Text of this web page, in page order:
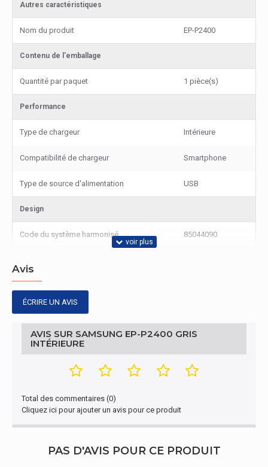
Autres caractéristiques
Nom du produit EP-P2400
Contenu de l'emballage
Quantité par paquet 1 pièce(s)
Performance
Type de chargeur Intérieure
Compatibilité de chargeur Smartphone
Type de source d'alimentation USB
Design
Code du système harmonisé 85044090
Avis
ÉCRIRE UN AVIS
AVIS SUR SAMSUNG EP-P2400 GRIS
INTÉRIEURE
Total des commentaires (0)
Cliquez ici pour ajouter un avis pour ce produit
PAS D'AVIS POUR CE PRODUIT